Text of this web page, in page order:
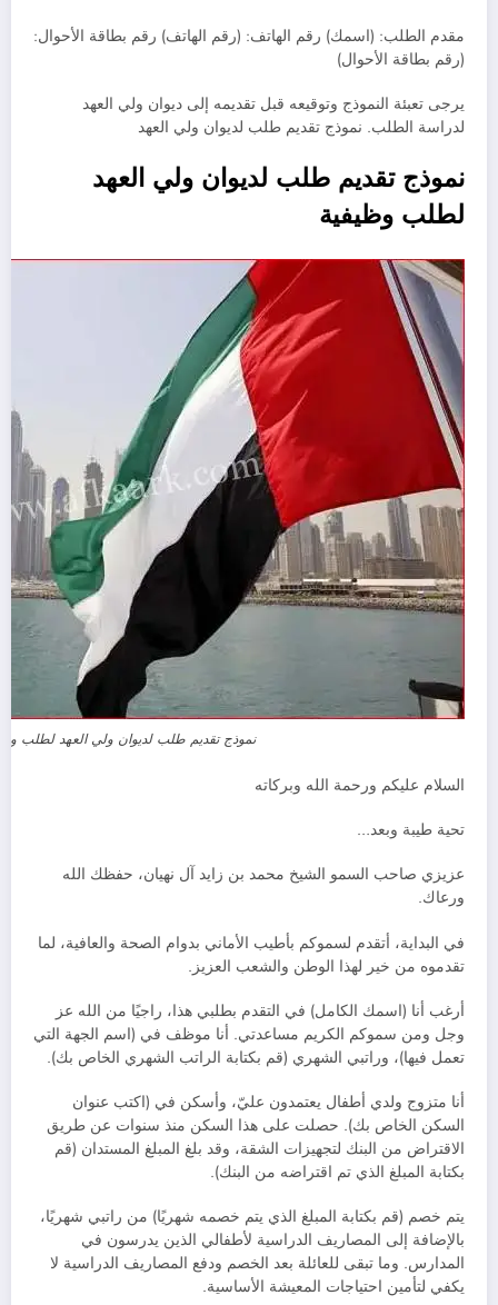
مقدم الطلب: (اسمك) رقم الهاتف: (رقم الهاتف) رقم بطاقة الأحوال:
(رقم بطاقة الأحوال)
يرجى تعبئة النموذج وتوقيعه قبل تقديمه إلى ديوان ولي العهد
لدراسة الطلب. نموذج تقديم طلب لديوان ولي العهد
نموذج تقديم طلب لديوان ولي العهد
لطلب وظيفية
نموذج تقديم طلب لديوان ولي العهد لطلب
السلام عليكم ورحمة الله وبركاته
تحية طيبة وبعد…
عزيزي صاحب السمو الشيخ محمد بن زايد آل نهيان، حفظك الله
ورعاك.
في البداية، أتقدم لسموكم بأطيب الأماني بدوام الصحة والعافية، لما
تقدموه من خير لهذا الوطن والشعب العزيز.
أرغب أنا (اسمك الكامل) في التقدم بطلبي هذا، راجيًا من الله عز
وجل ومن سموكم الكريم مساعدتي. أنا موظف في (اسم الجهة التي
تعمل فيها)، وراتبي الشهري (قم بكتابة الراتب الشهري الخاص بك).
أنا متزوج ولدي أطفال يعتمدون عليّ، وأسكن في (اكتب عنوان
السكن الخاص بك). حصلت على هذا السكن منذ سنوات عن طريق
الاقتراض من البنك لتجهيزات الشقة، وقد بلغ المبلغ المستدان (قم
بكتابة المبلغ الذي تم اقتراضه من البنك).
يتم خصم (قم بكتابة المبلغ الذي يتم خصمه شهريًا) من راتبي شهريًا،
بالإضافة إلى المصاريف الدراسية لأطفالي الذين يدرسون في
المدارس. وما تبقى للعائلة بعد الخصم ودفع المصاريف الدراسية لا
يكفي لتأمين احتياجات المعيشة الأساسية.